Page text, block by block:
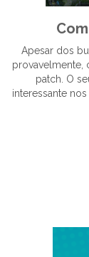
Apesar dos
provavelmente,
patch. O
interessante